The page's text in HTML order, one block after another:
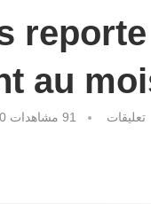
au
0 تعليقات 91 مشاهدات